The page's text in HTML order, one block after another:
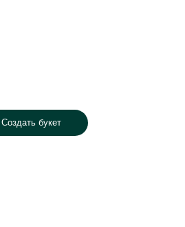
Создать букет